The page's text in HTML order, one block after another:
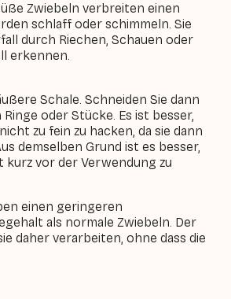
Zwiebeln verbreiten einen
schlaff oder schimmeln. Sie
durch Riechen, Schauen oder
erkennen.
Schale. Schneiden Sie dann
oder Stücke. Es ist besser,
zu fein zu hacken, da sie dann
demselben Grund ist es besser,
kurz vor der Verwendung zu
einen geringeren
als normale Zwiebeln. Der
daher verarbeiten, ohne dass die